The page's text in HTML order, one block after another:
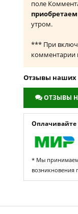
поле
утром.
*** При
комментарии
Отзывы наших
ОТЗЫВЫ
Оплачивайте
* Мы принимаем
возникновения